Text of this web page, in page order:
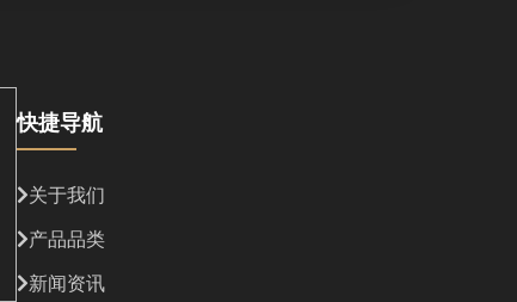
快捷导航
关于我们
产品品类
新闻资讯